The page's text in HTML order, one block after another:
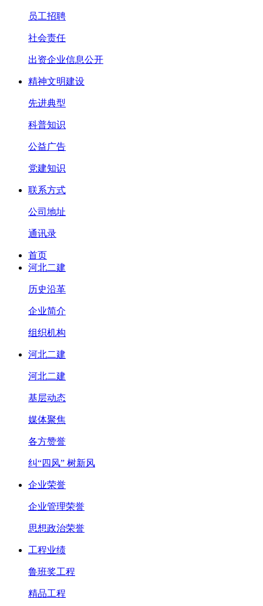
员工招聘
社会责任
出资企业信息公开
精神文明建设
先进典型
科普知识
公益广告
党建知识
联系方式
公司地址
通讯录
首页
河北二建
历史沿革
企业简介
组织机构
河北二建
河北二建
基层动态
媒体聚焦
各方赞誉
纠“四风” 树新风
企业荣誉
企业管理荣誉
思想政治荣誉
工程业绩
鲁班奖工程
精品工程